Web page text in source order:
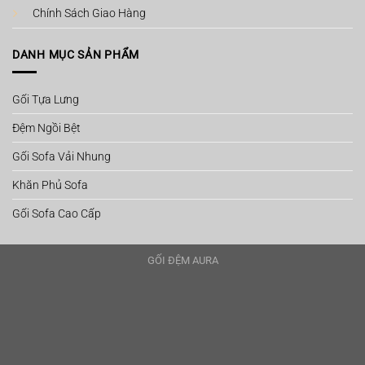
Chính Sách Giao Hàng
DANH MỤC SẢN PHẨM
Gối Tựa Lưng
Đệm Ngồi Bệt
Gối Sofa Vải Nhung
Khăn Phủ Sofa
Gối Sofa Cao Cấp
GỐI ĐỆM AURA